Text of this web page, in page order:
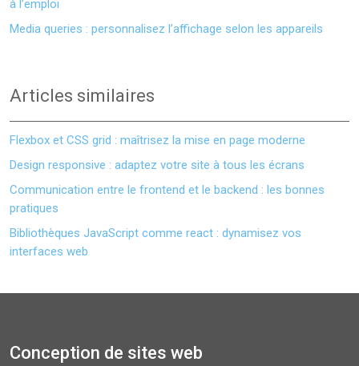
à l’emploi
Media queries : personnalisez l’affichage selon les appareils
Articles similaires
Flexbox et CSS grid : maîtrisez la mise en page moderne
Design responsive : adaptez votre site à tous les écrans
Communication entre le frontend et le backend : les bonnes
pratiques
Bibliothèques JavaScript comme react : dynamisez vos
interfaces web
Conception de sites web